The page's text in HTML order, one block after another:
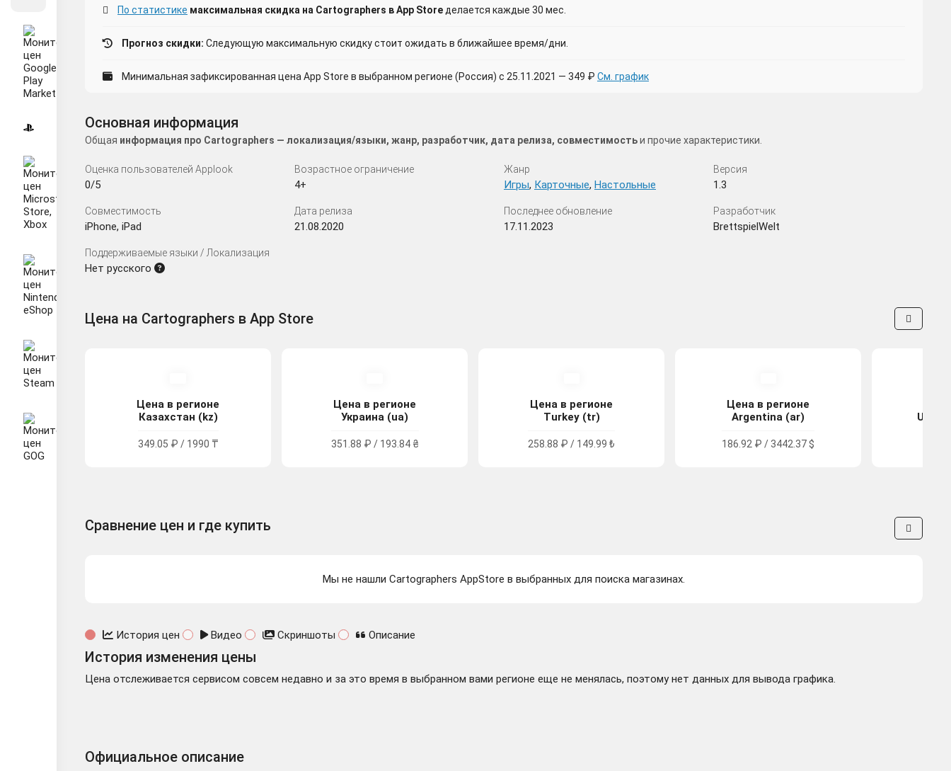
По статистике максимальная скидка на Cartographers в App Store делается каждые 30 мес.
Прогноз скидки: Следующую максимальную скидку стоит ожидать в ближайшее время/дни.
Минимальная зафиксированная цена App Store в выбранном регионе (Россия) с 25.11.2021 — 349 ₽ См. график
Основная информация
Общая информация про Cartographers — локализация/языки, жанр, разработчик, дата релиза, совместимостьи прочие характеристики.
Оценка пользователей Applook
0/5
Возрастное ограничение
4+
Жанр
Игры, Карточные, Настольные
Версия
1.3
Совместимость
iPhone, iPad
Дата релиза
21.08.2020
Последнее обновление
17.11.2023
Разработчик
BrettspielWelt
Поддерживаемые языки / Локализация
Нет русского
Цена на Cartographers в App Store
Цена в регионе
Казахстан (kz)
349.05 ₽ / 1990 ₸
Цена в регионе
Украина (ua)
351.88 ₽ / 193.84 ₴
Цена в регионе
Turkey (tr)
258.88 ₽ / 149.99 ₺
Цена в регионе
Argentina (ar)
186.92 ₽ / 3442.37 $
Сравнение цен и где купить
Мы не нашли Cartographers AppStore в выбранных для поиска магазинах.
История цен Видео Скриншоты Описание
История изменения цены
Цена отслеживается сервисом совсем недавно и за это время в выбранном вами регионе еще не менялась, поэтому нет данных для вывода графика.
Официальное описание